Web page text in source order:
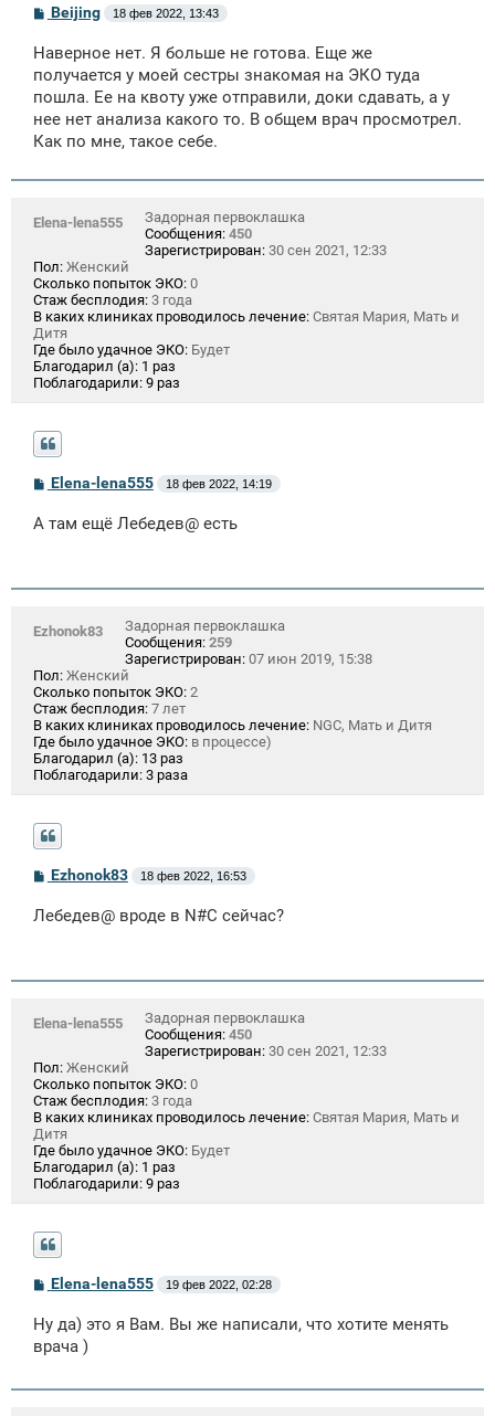
С
о
б
щ
н
и
Beijing 18 фев 2022, 13:43
Наверное нет. Я больше не готова. Еще же
получается у моей сестры знакомая на ЭКО туда
пошла. Ее на квоту уже отправили, доки сдавать, а у
нее нет анализа какого то. В общем врач просмотрел.
Как по мне, такое себе.
Elena-lena555
Задорная первоклашка
Сообщения: 450
Зарегистрирован: 30 сен 2021, 12:33
Пол: Женский
Сколько попыток ЭКО: 0
Стаж бесплодия: 3 года
В каких клиниках проводилось лечение: Святая Мария, Мать и
Дитя
Где было удачное ЭКО: Будет
Благодарил (а): 1 раз
Поблагодарили: 9 раз
С
о
б
и
Elena-lena555 18 фев 2022, 14:19
А там ещё Лебедев@ есть
Ezhonok83
Задорная первоклашка
Сообщения: 259
Зарегистрирован: 07 июн 2019, 15:38
Пол: Женский
Сколько попыток ЭКО: 2
Стаж бесплодия: 7 лет
В каких клиниках проводилось лечение: NGC, Мать и Дитя
Где было удачное ЭКО: в процессе)
Благодарил (а): 13 раз
Поблагодарили: 3 раза
С
о
б
и
Ezhonok83 18 фев 2022, 16:53
Лебедев@ вроде в N#C сейчас?
Elena-lena555
Задорная первоклашка
Сообщения: 450
Зарегистрирован: 30 сен 2021, 12:33
Пол: Женский
Сколько попыток ЭКО: 0
Стаж бесплодия: 3 года
В каких клиниках проводилось лечение: Святая Мария, Мать и
Дитя
Где было удачное ЭКО: Будет
Благодарил (а): 1 раз
Поблагодарили: 9 раз
С
о
б
щ
е
и
Elena-lena555 19 фев 2022, 02:28
Ну да) это я Вам. Вы же написали, что хотите менять
врача )